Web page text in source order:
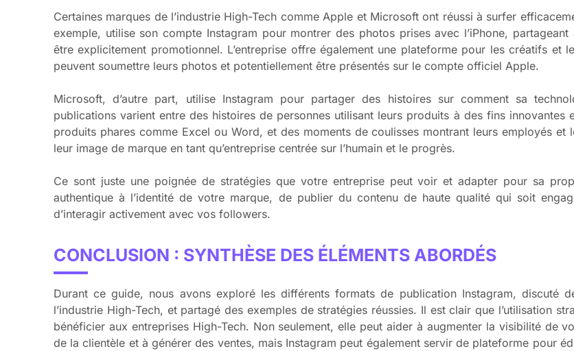
Certaines marques de l’industrie High-Tech comme Apple et Microsoft ont réussi à surfer
exemple, utilise son compte Instagram pour montrer des photos prises avec l’iPhone,
être explicitement promotionnel. L’entreprise offre également une plateforme pour les créatifs et
peuvent soumettre leurs photos et potentiellement être présentés sur le compte officiel Apple.
Microsoft, d’autre part, utilise Instagram pour partager des histoires sur comment sa
publications varient entre des histoires de personnes utilisant leurs produits à des fins innovantes
produits phares comme Excel ou Word, et des moments de coulisses montrant leurs employés et
leur image de marque en tant qu’entreprise centrée sur l’humain et le progrès.
Ce sont juste une poignée de stratégies que votre entreprise peut voir et adapter pour sa
authentique à l’identité de votre marque, de publier du contenu de haute qualité qui soit
d’interagir activement avec vos followers.
CONCLUSION : SYNTHÈSE DES ÉLÉMENTS ABORDÉS
Durant ce guide, nous avons exploré les différents formats de publication Instagram, discuté
l’industrie High-Tech, et partagé des exemples de stratégies réussies. Il est clair que l’utilisation
bénéficier aux entreprises High-Tech. Non seulement, elle peut aider à augmenter la visibilité de
de la clientèle et à générer des ventes, mais Instagram peut également servir de plateforme pour